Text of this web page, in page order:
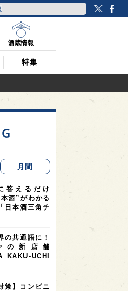
特集
酒蔵情報
月間
答えるだけ
酒”がわかる
日本酒三角チ
の共通語に！
の新店舗
KAKU-UCHI
策】コンビニ